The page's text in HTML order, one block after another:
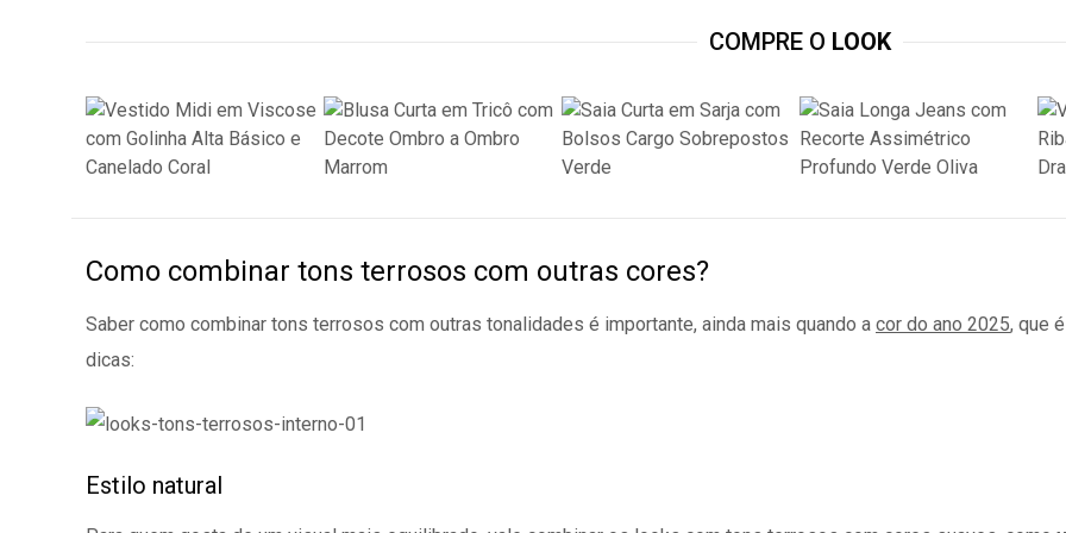
COMPRE O LOOK
Como combinar tons terrosos com outras cores?
Saber como combinar tons terrosos com outras tonalidades é importante, ainda mais quando a cor do ano 2025, que
dicas:
Estilo natural